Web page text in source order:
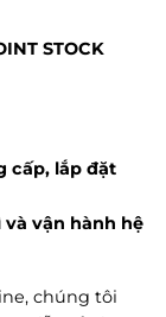
STOCK
cấp, lắp đặt
vận hành hệ
chúng tôi